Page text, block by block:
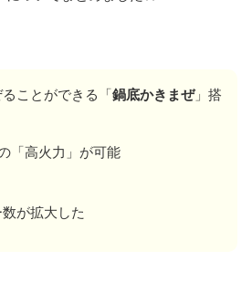
ことができる「鍋底かきまぜ」搭
「高火力」が可能
が拡大した